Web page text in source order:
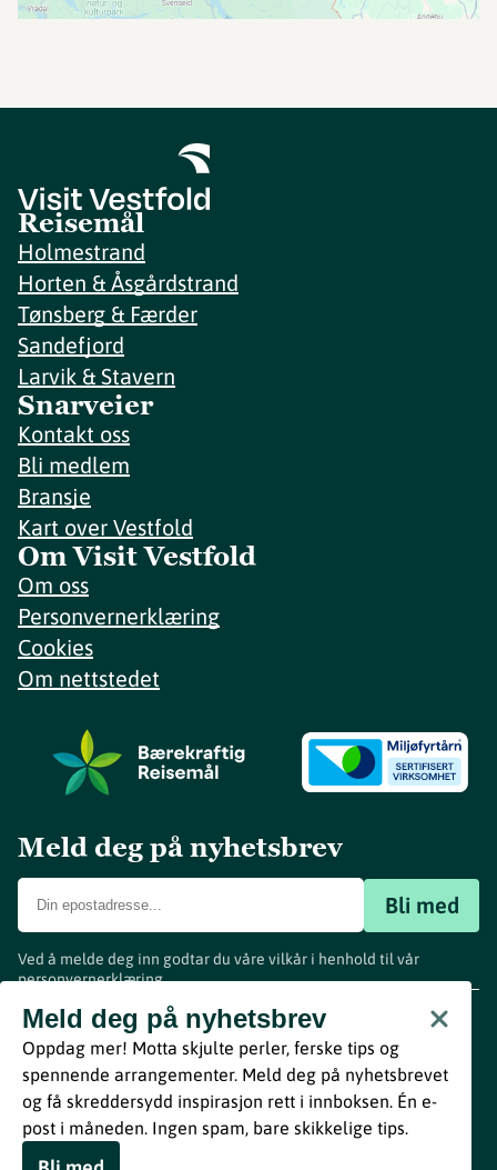
Reisemål
Holmestrand
Horten & Åsgårdstrand
Tønsberg & Færder
Sandefjord
Larvik & Stavern
Snarveier
Kontakt oss
Bli medlem
Bransje
Kart over Vestfold
Om Visit Vestfold
Om oss
Personvernerklæring
Cookies
Om nettstedet
Meld deg på nyhetsbrev
Bli med
Ved å melde deg inn godtar du våre vilkår i henhold til vår
personvernerklæring.
Meld deg på nyhetsbrev
Oppdag mer! Motta skjulte perler, ferske tips og
spennende arrangementer. Meld deg på nyhetsbrevet
og få skreddersydd inspirasjon rett i innboksen. Én e-
post i måneden. Ingen spam, bare skikkelige tips.
www.visitvestfold.com
Turistinformasjon
Vestfold Fylkeskommune
ByBreakfast